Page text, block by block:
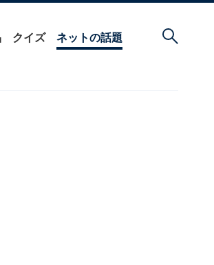
クイズ ネットの話題